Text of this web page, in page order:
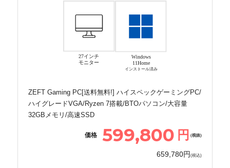
27インチ
モニター
Windows
11Home
インストール済み
ZEFT Gaming PC[送料無料!] ハイスペックゲーミングPC/
ハイグレードVGA/Ryzen 7搭載/BTOパソコン/大容量
32GBメモリ/高速SSD
価格 599,800 円 (税抜)
659,780円 (税込)